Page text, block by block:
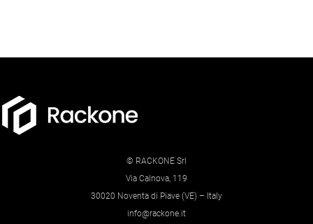
© RACKONE Srl
Via Calnova, 119
30020 Noventa di Piave (VE) – Italy
info@rackone.it